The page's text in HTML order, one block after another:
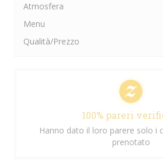
Atmosfera
Menu
Qualità/Prezzo
100% pareri
Hanno dato il loro parere solo i
prenotato